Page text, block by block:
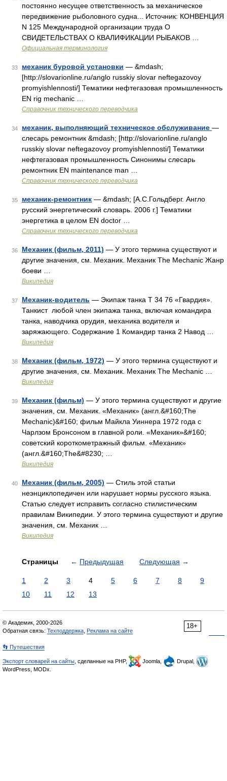
постоянно несущее ответственность за механическое
передвижение рыболовного судна... Источник: КОНВЕНЦИЯ
N 125 Международной организации труда О
СВИДЕТЕЛЬСТВАХ О КВАЛИФИКАЦИИ РЫБАКОВ …
Официальная терминология
33 механик буровой установки — &mdash;
[http://slovarionline.ru/anglo russkiy slovar neftegazovoy
promyishlennosti/] Тематики нефтегазовая промышленность
EN rig mechanic …
Справочник технического переводчика
34 механик, выполняющий техническое обслуживание —
слесарь ремонтник &mdash; [http://slovarionline.ru/anglo
russkiy slovar neftegazovoy promyishlennosti/] Тематики
нефтегазовая промышленность Синонимы слесарь
ремонтник EN maintenance man …
Справочник технического переводчика
35 механик-ремонтник — &mdash; [А.С.Гольдберг. Англо
русский энергетический словарь. 2006 г.] Тематики
энергетика в целом EN doctor …
Справочник технического переводчика
36 Механик (фильм, 2011) — У этого термина существуют и
другие значения, см. Механик. Механик The Mechanic Жанр
боеви …
Википедия
37 Механик-водитель — Экипаж танка Т 34 76 «Гвардия».
Танкист любой член экипажа танка, включая командира
танка, наводчика орудия, механика водителя и
заряжающего. Содержание 1 Командир танка 2 Навод …
Википедия
38 Механик (фильм, 1972) — У этого термина существуют и
другие значения, см. Механик. Механик The Mechanic …
Википедия
39 Механик (фильм) — У этого термина существуют и другие
значения, см. Механик. «Механик» (англ.&#160;The
Mechanic)&#160; фильм Майкла Уиннера 1972 года с
Чарлзом Бронсоном в главной роли. «Механик»&#160;
советский короткометражный фильм. «Механик»
(англ.&#160;The&#8230; …
Википедия
40 Механик (фильм, 2005) — Стиль этой статьи
неэнциклопедичен или нарушает нормы русского языка.
Статью следует исправить согласно стилистическим
правилам Википедии. У этого термина существуют и другие
значения, см. Механик …
Википедия
Страницы ← Предыдущая Следующая →
1 2 3 4 5 6 7 8
9
10
11 12 13
18+
© Академик, 2000-2026
Обратная связь: Техподдержка Реклама на сайте
👣 Путешествия
Экспорт словарей на сайты , сделанные на PHP, Joomla,
Drupal,
WordPress, MODx.